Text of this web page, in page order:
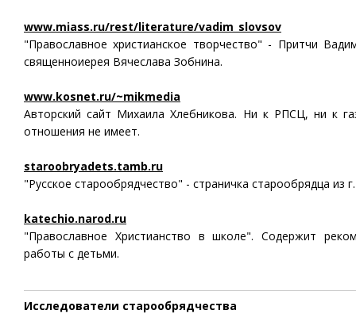
www.miass.ru/rest/literature/vadim_slovsov
"Православное христианское творчество" - Притчи
священноиерея Вячеслава Зобнина.
www.kosnet.ru/~mikmedia
Авторский сайт Михаила Хлебникова. Ни к РПСЦ, ни к
отношения не имеет.
staroobryadets.tamb.ru
"Русское старообрядчество" - страничка старообрядца из
katechio.narod.ru
"Православное Христианство в школе". Cодержит
работы с детьми.
Исследователи старообрядчества